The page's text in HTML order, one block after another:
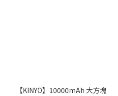
【KINYO】10000mAh 大方塊